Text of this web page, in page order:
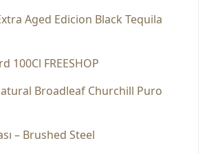
Aged Edicion Black Tequila
100Cl FREESHOP
Broadleaf Churchill Puro
– Brushed Steel